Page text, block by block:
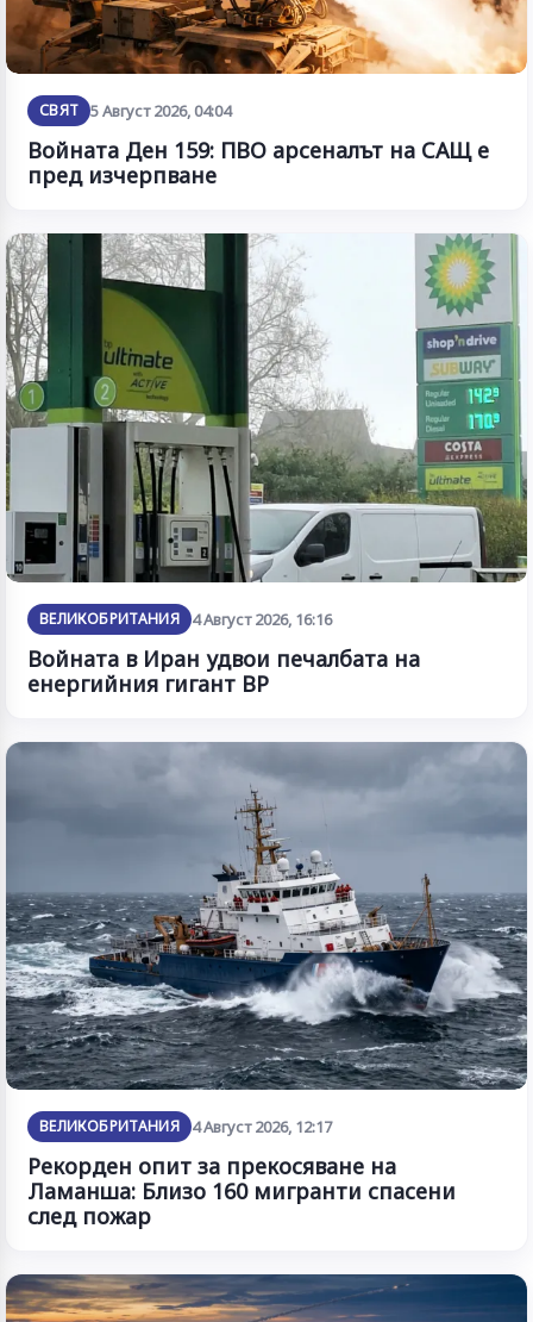
СВЯТ 5 Август 2026, 04:04
Войната Ден 159: ПВО арсеналът на САЩ е
пред изчерпване
ВЕЛИКОБРИТАНИЯ 4 Август 2026, 16:16
Войната в Иран удвои печалбата на
енергийния гигант BP
ВЕЛИКОБРИТАНИЯ 4 Август 2026, 12:17
Рекорден опит за прекосяване на
Ламанша: Близо 160 мигранти спасени
след пожар